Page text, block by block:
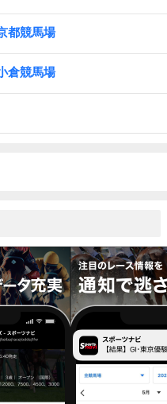
都競馬場
倉競馬場